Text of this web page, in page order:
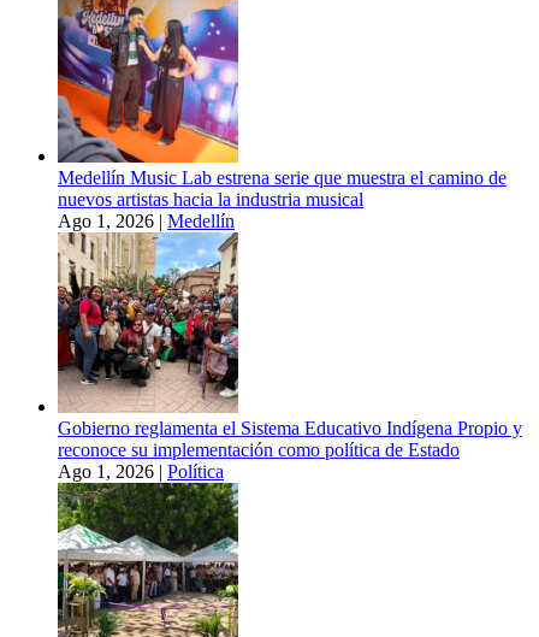
Medellín Music Lab estrena serie que muestra el camino de
nuevos artistas hacia la industria musical
Ago 1, 2026 | Medellín
Gobierno reglamenta el Sistema Educativo Indígena Propio y
reconoce su implementación como política de Estado
Ago 1, 2026 | Política